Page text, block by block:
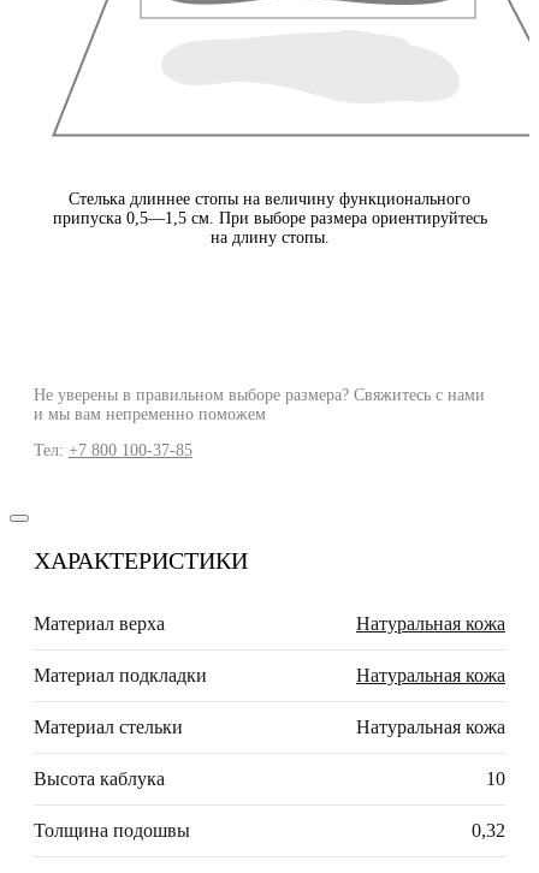
Стелька длиннее стопы на величину функционального
припуска 0,5—1,5 см. При выборе размера ориентируйтесь
на длину стопы.
Не уверены в правильном выборе размера? Свяжитесь с нами
и мы вам непременно поможем
Тел: +7 800 100-37-85
ХАРАКТЕРИСТИКИ
Материал верха Натуральная кожа
Материал подкладки Натуральная кожа
Материал стельки Натуральная кожа
Высота каблука 10
Толщина подошвы 0,32